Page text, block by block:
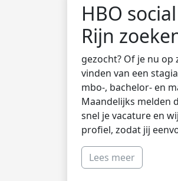
HBO
Rijn
gezocht? Of je nu
vinden van een
mbo-, bachelor- en
Maandelijks melden
snel je vacature en
profiel, zodat jij
Lees meer